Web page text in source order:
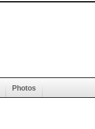
Photos